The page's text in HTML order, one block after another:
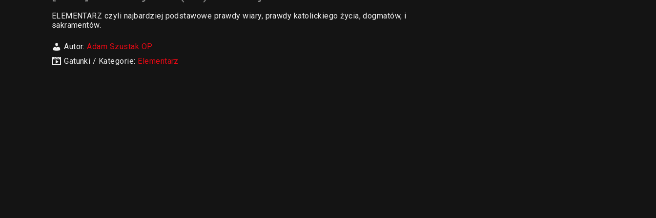
ELEMENTARZ czyli najbardziej podstawowe prawdy wiary, prawdy katolickiego życia, dogmatów, i
sakramentów.
Autor:Adam Szustak OP
Gatunki / Kategorie: Elementarz